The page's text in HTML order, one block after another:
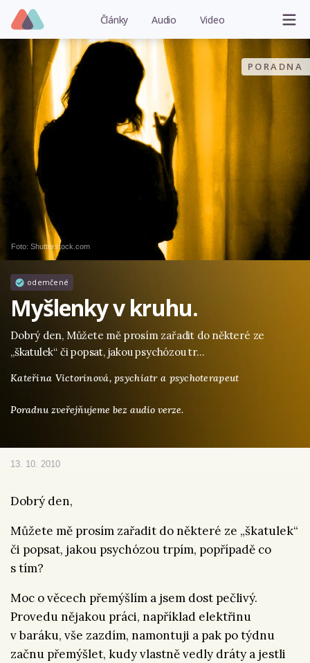
Články Audio Video
PORADNA
Foto: Shutterstock.com
odemčené
Myšlenky v kruhu.
Dobrý den, Můžete mě prosím zařadit do některé ze
„škatulek“ či popsat, jakou psychózou tr…
Kateřina Victorinová,psychiatr a psychoterapeut
Poradnu zveřejňujeme bez audio verze.
13. 10. 2010
Dobrý den,
Můžete mě prosím zařadit do některé ze „škatulek“
či popsat, jakou psychózou trpím, popřípadě co
s tím?
Moc o věcech přemýšlím a jsem dost pečlivý.
Provedu nějakou práci, například elektřinu
v baráku, vše zazdím, namontuji a pak po týdnu
začnu přemýšlet, kudy vlastně vedly dráty a jestli